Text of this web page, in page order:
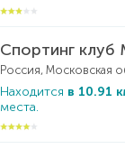
Спортинг клуб
Россия, Московская
Находится в 10.91
места.